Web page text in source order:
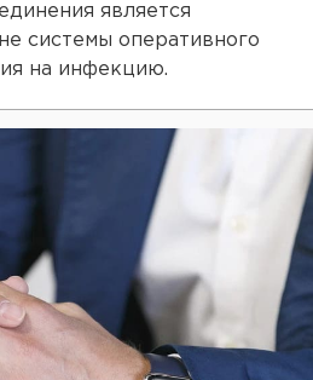
является
системы оперативного
на инфекцию.